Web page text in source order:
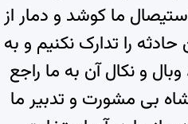
ما کوشد و دمار از
حادثه را تدارک نکنیم و به
وبال و نکال آن به ما راجع
بی مشورت و تدبیر ما